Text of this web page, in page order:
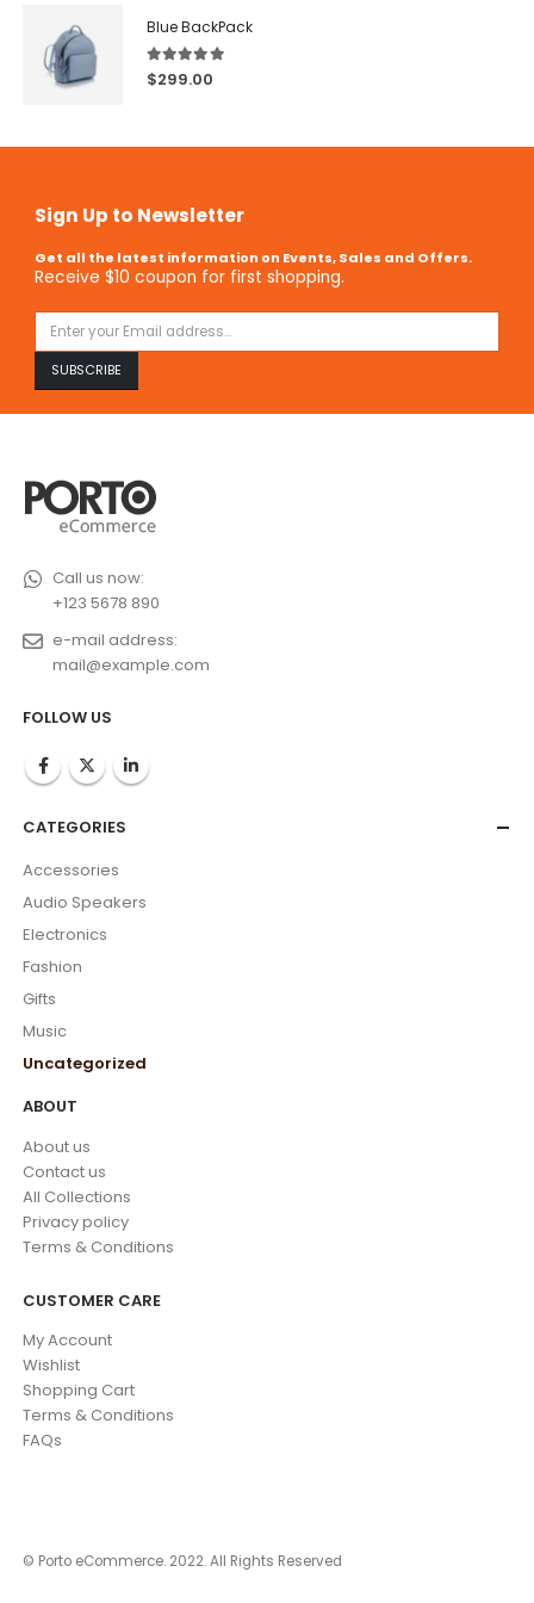
Blue BackPack
5.00out of 5
$299.00
Sign Up to Newsletter
Get all the latest information on Events, Sales and Offers.
Receive $10 coupon for first shopping.
Call us now:
+123 5678 890
e-mail address:
mail@example.com
FOLLOW US
CATEGORIES
Accessories
Audio Speakers
Electronics
Fashion
Gifts
Music
Uncategorized
ABOUT
About us
Contact us
All Collections
Privacy policy
Terms & Conditions
CUSTOMER CARE
My Account
Wishlist
Shopping Cart
Terms & Conditions
FAQs
© Porto eCommerce. 2022. All Rights Reserved